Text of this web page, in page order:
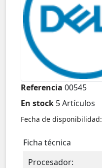
Referencia 00545
En stock 5 Artículos
Fecha de disponibilidad:
Ficha técnica
Procesador: